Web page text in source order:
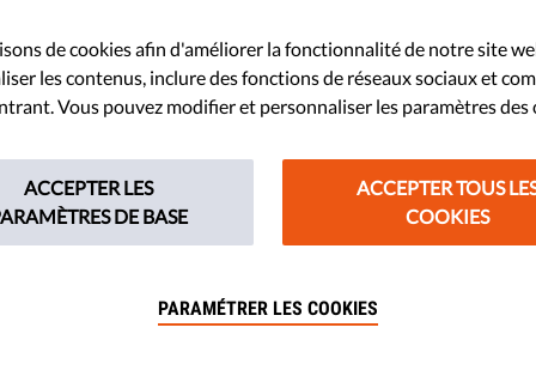
élimination de
a
de travail
la violence à l'égard des
de cookies afin d'améliorer la fonctionnalité de notre site
les contenus, inclure des fonctions de réseaux sociaux et
Vous pouvez modifier et personnaliser les paramètres des
ACCEPTER LES
DE BASE
ACCEPTER TOUS
COOKIES
PARAMÉTRER LES COOKIES